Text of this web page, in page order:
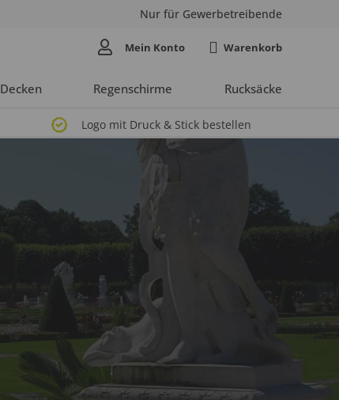
Nur für Gewerbetreibende
Decken Regenschirme Rucksäcke
Mein Konto
Logo mit Druck & Stick bestellen